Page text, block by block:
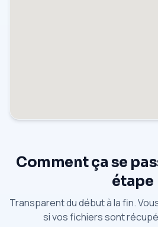
Comment ça se
étape
Transparent du début à la fin.
si vos fichiers sont